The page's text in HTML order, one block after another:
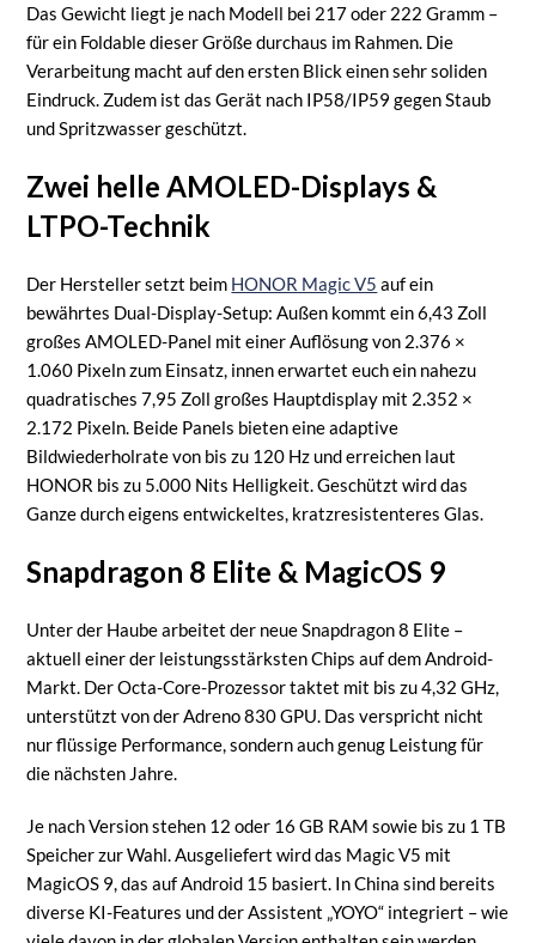
Das Gewicht liegt je nach Modell bei 217 oder 222 Gramm –
für ein Foldable dieser Größe durchaus im Rahmen. Die
Verarbeitung macht auf den ersten Blick einen sehr soliden
Eindruck. Zudem ist das Gerät nach IP58/IP59 gegen Staub
und Spritzwasser geschützt.
Zwei helle AMOLED-Displays &
LTPO-Technik
Der Hersteller setzt beim HONOR Magic V5 auf ein
bewährtes Dual-Display-Setup: Außen kommt ein 6,43 Zoll
großes AMOLED-Panel mit einer Auflösung von 2.376 ×
1.060 Pixeln zum Einsatz, innen erwartet euch ein nahezu
quadratisches 7,95 Zoll großes Hauptdisplay mit 2.352 ×
2.172 Pixeln. Beide Panels bieten eine adaptive
Bildwiederholrate von bis zu 120 Hz und erreichen laut
HONOR bis zu 5.000 Nits Helligkeit. Geschützt wird das
Ganze durch eigens entwickeltes, kratzresistenteres Glas.
Snapdragon 8 Elite & MagicOS 9
Unter der Haube arbeitet der neue Snapdragon 8 Elite –
aktuell einer der leistungsstärksten Chips auf dem Android-
Markt. Der Octa-Core-Prozessor taktet mit bis zu 4,32 GHz,
unterstützt von der Adreno 830 GPU. Das verspricht nicht
nur flüssige Performance, sondern auch genug Leistung für
die nächsten Jahre.
Je nach Version stehen 12 oder 16 GB RAM sowie bis zu 1 TB
Speicher zur Wahl. Ausgeliefert wird das Magic V5 mit
MagicOS 9, das auf Android 15 basiert. In China sind bereits
diverse KI-Features und der Assistent „YOYO“ integriert – wie